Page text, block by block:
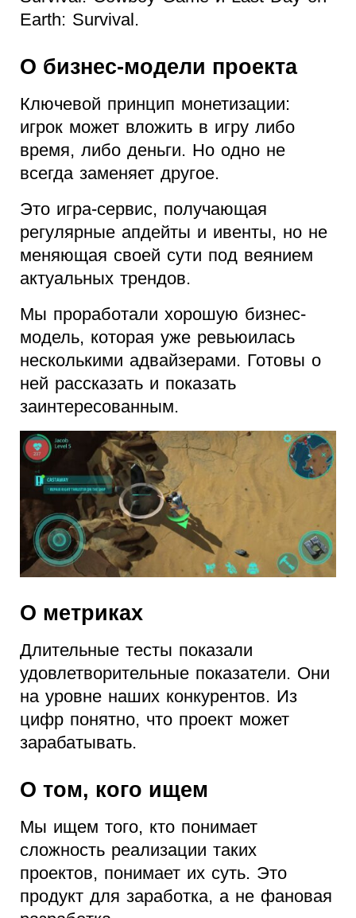
Earth: Survival.
О бизнес-модели проекта
Ключевой принцип монетизации:
игрок может вложить в игру либо
время, либо деньги. Но одно не
всегда заменяет другое.
Это игра-сервис, получающая
регулярные апдейты и ивенты, но не
меняющая своей сути под веянием
актуальных трендов.
Мы проработали хорошую бизнес-
модель, которая уже ревьюилась
несколькими адвайзерами. Готовы о
ней рассказать и показать
заинтересованным.
О метриках
Длительные тесты показали
удовлетворительные показатели. Они
на уровне наших конкурентов. Из
цифр понятно, что проект может
зарабатывать.
О том, кого ищем
Мы ищем того, кто понимает
сложность реализации таких
проектов, понимает их суть. Это
продукт для заработка, а не фановая